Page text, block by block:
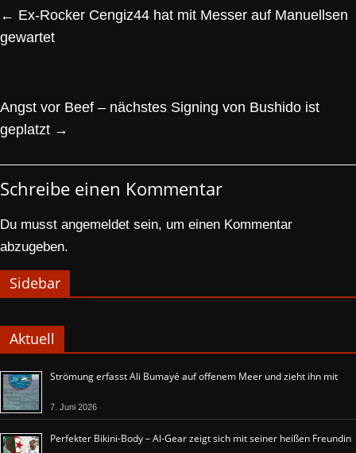
← Ex-Rocker Cengiz44 hat mit Messer auf Manuellsen
gewartet
Angst vor Beef – nächstes Signing von Bushido ist
geplatzt →
Schreibe einen Kommentar
Du musst angemeldet sein, um einen Kommentar
abzugeben.
Sidebar
Aktuell
Strömung erfasst Ali Bumayé auf offenem Meer und zieht ihn mit
7. Juni 2026
Perfekter Bikini-Body – Al-Gear zeigt sich mit seiner heißen Freundin